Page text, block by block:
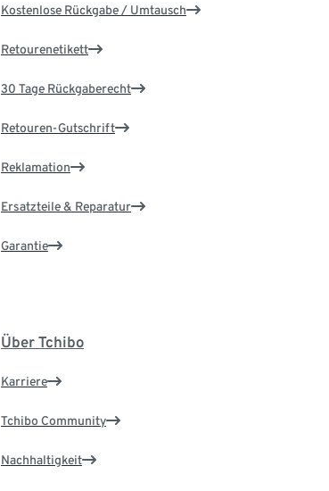
Kostenlose Rückgabe / Umtausch
Retourenetikett
30 Tage Rückgaberecht
Retouren-Gutschrift
Reklamation
Ersatzteile & Reparatur
Garantie
Über Tchibo
Karriere
Tchibo Community
Nachhaltigkeit